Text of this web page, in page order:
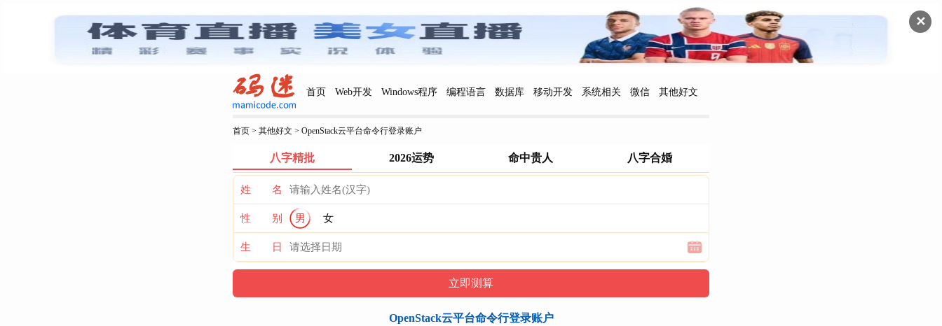
✕
首页 Web开发 Windows程序 编程语言 数据库 移动开发 系统相关 微信 其他好文
首页 > 其他好文 > OpenStack云平台命令行登录账户
八字精批 2026运势 命中贵人 八字合婚
姓 名
性 别 男 女
生 日
OpenStack云平台命令行登录账户